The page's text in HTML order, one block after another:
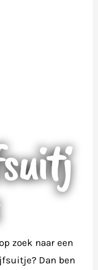
zoek naar een
Dan ben